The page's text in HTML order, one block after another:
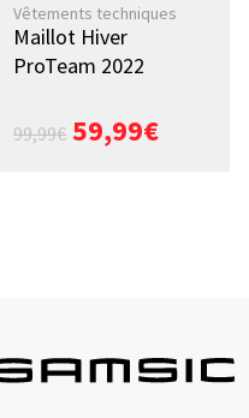
Vêtements techniques
Maillot Hiver
ProTeam 2022
99,99€ 59,99€